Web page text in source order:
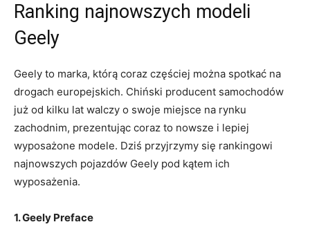
Ranking najnowszych modeli
Geely
Geely to marka, którą⁤ coraz częściej można spotkać na
drogach europejskich. Chiński producent samochodów
już od kilku lat walczy o swoje miejsce na rynku
zachodnim, prezentując coraz to nowsze i lepiej
wyposażone modele. Dziś przyjrzymy się rankingowi
najnowszych pojazdów Geely pod kątem⁢ ich
wyposażenia.
1. Geely Preface